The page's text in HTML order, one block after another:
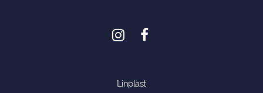
Linplast